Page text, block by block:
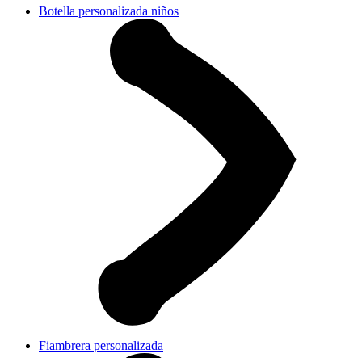
Botella personalizada niños
Fiambrera personalizada